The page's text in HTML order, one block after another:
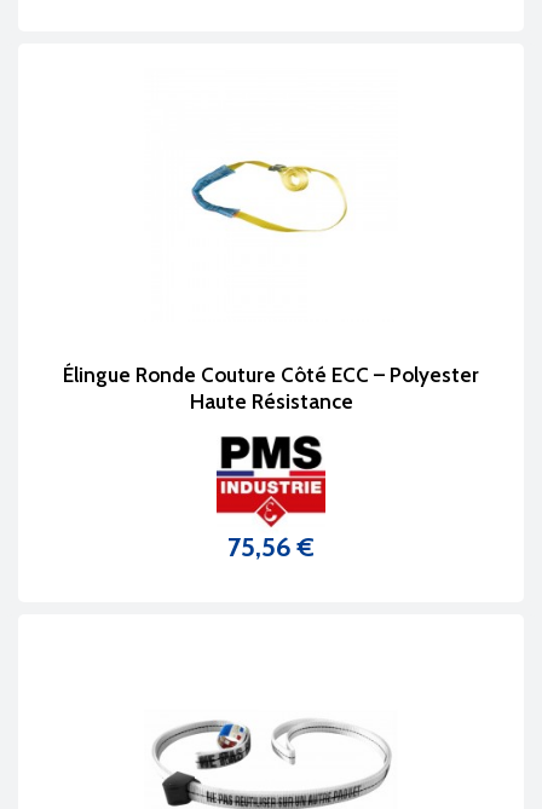
Élingue Ronde Couture Côté ECC – Polyester
Haute Résistance
Prix
75,56 €